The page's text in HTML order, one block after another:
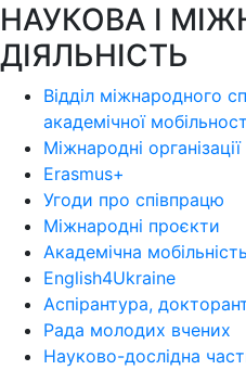
НАУКОВА І
ДІЯЛЬНІСТЬ
Відділ міжнародного
академічної
Міжнародні організації
Erasmus+
Угоди про співпрацю
Міжнародні проєкти
Академічна мобільність
English4Ukraine
Аспірантура,
Рада молодих вчених
Науково-дослідна